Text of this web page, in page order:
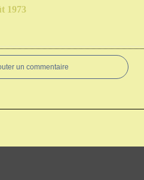
1973
un commentaire